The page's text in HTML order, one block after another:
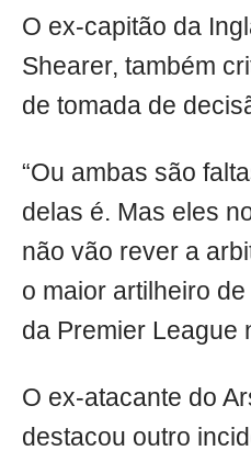
O ex-capitão da
Shearer, também
de tomada de
“Ou ambas são
delas é. Mas eles
não vão rever a
o maior artilheiro
da Premier League
O ex-atacante do
destacou outro